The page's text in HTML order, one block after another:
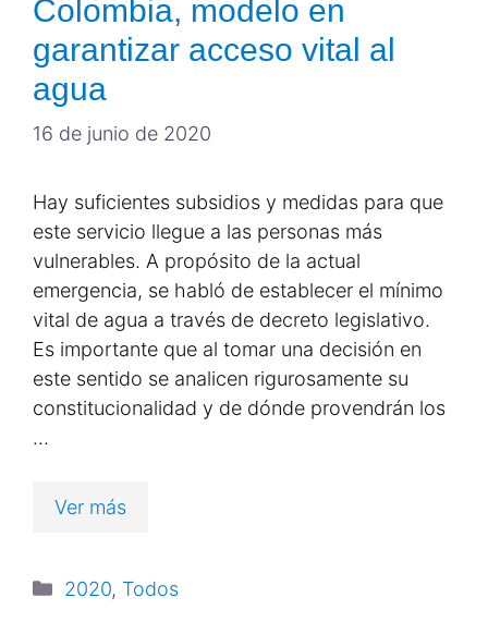
Colombia, modelo en
garantizar acceso vital al
agua
16 de junio de 2020
Hay suficientes subsidios y medidas para que
este servicio llegue a las personas más
vulnerables. A propósito de la actual
emergencia, se habló de establecer el mínimo
vital de agua a través de decreto legislativo.
Es importante que al tomar una decisión en
este sentido se analicen rigurosamente su
constitucionalidad y de dónde provendrán los
…
Ver más
2020, Todos